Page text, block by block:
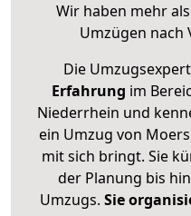
Wir haben mehr
Umzügen nach
Die
Erfahrung im
Niederrhein und
ein Umzug von
mit sich bringt. Sie
der Planung bis
Umzugs. Sie